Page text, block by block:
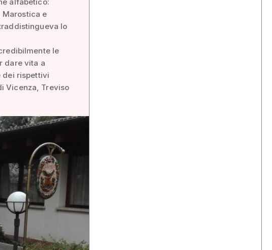
Marostica e
lo
le
dare vita a
dei rispettivi
Vicenza, Treviso